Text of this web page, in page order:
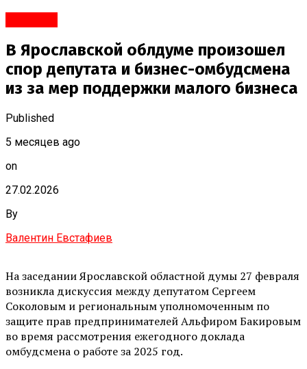
В Ярославской облдуме произошел
спор депутата и бизнес-омбудсмена
из за мер поддержки малого бизнеса
Published
5 месяцев ago
on
27.02.2026
By
Валентин Евстафиев
На заседании Ярославской областной думы 27 февраля
возникла дискуссия между депутатом Сергеем
Соколовым и региональным уполномоченным по
защите прав предпринимателей Альфиром Бакировым
во время рассмотрения ежегодного доклада
омбудсмена о работе за 2025 год.